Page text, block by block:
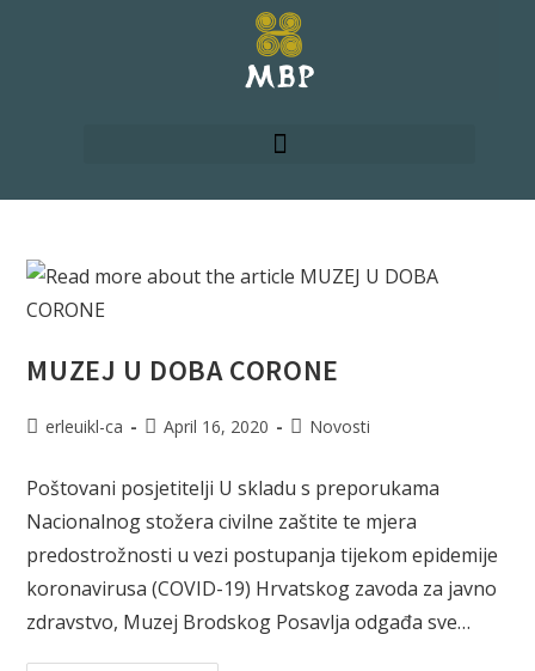
MUZEJ U DOBA CORONE
erleuikl-ca April 16, 2020 Novosti
Poštovani posjetitelji U skladu s preporukama
Nacionalnog stožera civilne zaštite te mjera
predostrožnosti u vezi postupanja tijekom epidemije
koronavirusa (COVID-19) Hrvatskog zavoda za javno
zdravstvo, Muzej Brodskog Posavlja odgađa sve…